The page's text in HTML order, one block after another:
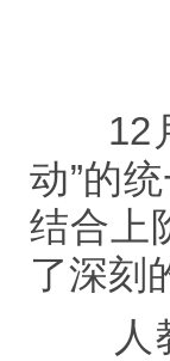
12
动”的
结合上
了深刻
人